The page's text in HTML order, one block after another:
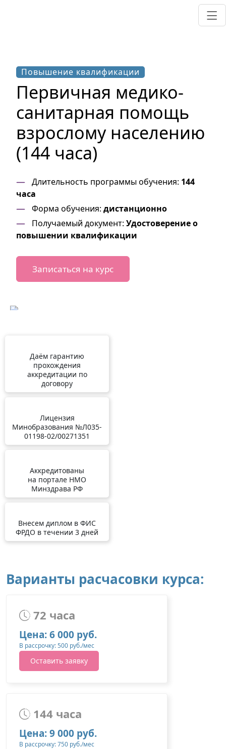
Повышение квалификации
Первичная медико-
санитарная помощь
взрослому населению
(144 часа)
Длительность программы обучения: 144
часа
Форма обучения: дистанционно
Получаемый документ: Удостоверение о
повышении квалификации
Записаться на курс
Даём гарантию
прохождения
аккредитации по
договору
Лицензия
Минобразования №Л035-
01198-02/00271351
Аккредитованы
на портале НМО
Минздрава РФ
Внесем диплом в ФИС
ФРДО в течении 3 дней
Варианты расчасовки курса:
72 часа
Цена: 6 000 руб.
В рассрочку: 500 руб./мес
Оставить заявку
144 часа
Цена: 9 000 руб.
В рассрочку: 750 руб./мес